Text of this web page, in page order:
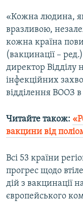
«Кожна людина,
вразливою,
кожна країна
(вакцинації –
директор Відділу
інфекційних
відділення ВООЗ в
Читайте також:
вакцини від
Всі 53 країни
прогрес щодо
дій з вакцинації
європейського